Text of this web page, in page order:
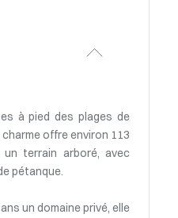
à pied des plages de
offre environ 113
un terrain arboré, avec
pétanque.
un domaine privé, elle